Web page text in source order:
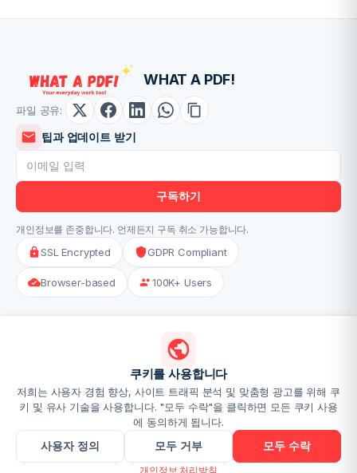
쿠키를 사용합니다
저희는 사용자 경험 향상, 사이트 트래픽 분석 및 맞춤형 광고를 위해 쿠
키 및 유사 기술을 사용합니다. "모두 수락"을 클릭하면 모든 쿠키 사용
에 동의하게 됩니다.
사용자 정의 모두 거부 모두 수락
개인정보 처리방침
WHAT A PDF!
파일 공유:
팁과 업데이트 받기
구독하기
개인정보를 존중합니다. 언제든지 구독 취소 가능합니다.
SSL Encrypted GDPR Compliant
Browser-based 100K+ Users
Google Play
Coming soon
요금개인정보 처리방침이용약관연락처소개보안 및 개인정보 보호
Tools-NinjaImage-Ninja Chrome 확장
© 2025 WHAT A PDF!. All rights reserved.